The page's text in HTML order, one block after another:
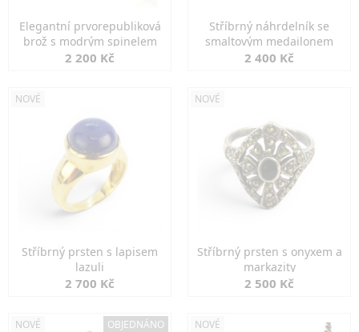
Elegantní prvorepubliková
brož s modrým spinelem
2 200 Kč
Stříbrný náhrdelník se
smaltovým medailonem
2 400 Kč
NOVÉ
Stříbrný prsten s lapisem
lazuli
2 700 Kč
NOVÉ
Stříbrný prsten s onyxem a
markazity
2 500 Kč
NOVÉ OBJEDNÁNO NOVÉ